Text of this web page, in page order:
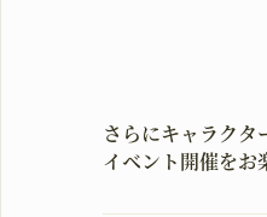
さらにキャラクタ
イベント開催をお